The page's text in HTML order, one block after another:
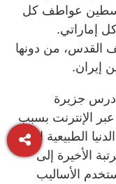
عواطف كل
إماراتي.
القدس، من دونها
إيران.
درس جزيرة
الإنترنت بسبب
الطبيعية السبع
الأخيرة إلى
الأساليب